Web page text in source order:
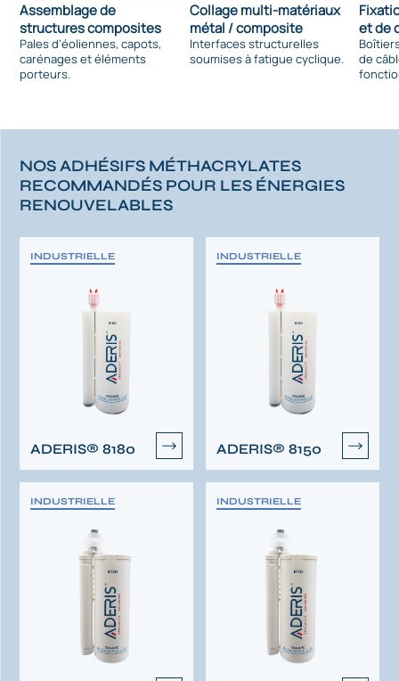
Assemblage de
structures composites
Pales d’éoliennes, capots,
carénages et éléments
porteurs.
Collage multi-matériaux
métal / composite
Interfaces structurelles
soumises à fatigue cyclique.
et de
de
NOS ADHÉSIFS MÉTHACRYLATES
RECOMMANDÉS POUR LES ÉNERGIES
RENOUVELABLES
INDUSTRIELLE
ADERIS® 8180
INDUSTRIELLE
ADERIS® 8150
INDUSTRIELLE INDUSTRIELLE